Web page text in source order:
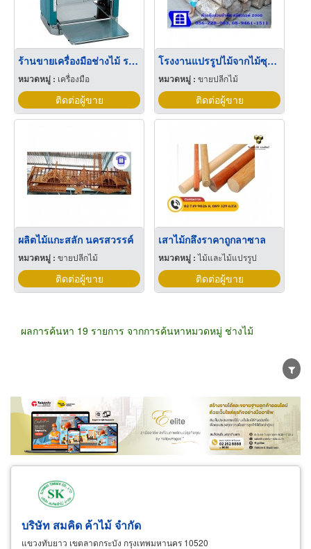
ร้านขายเครื่องมือช่างไม้ ระยอง
หมวดหมู่ : เครื่องมือ
ติดต่อผู้ขาย
โรงงานแปรรูปไม้จากไม้ซุก ไม้อบแห้ง นครสวรรค์
หมวดหมู่ :ขายปลีกไม้
ติดต่อผู้ขาย
ผลิตไม้แกะสลัก นครสวรรค์
หมวดหมู่ : ขายปลีกไม้
ติดต่อผู้ขาย
เสาไม้กลึงราคาถูกลาซาล
หมวดหมู่ :ไม้และไม้แปรรูป
ติดต่อผู้ขาย
ผลการค้นหา 19 รายการ จากการค้นหาหมวดหมู่ ช่างไม้
ขายส่ง ขายปลีก ผู้ผลิต
ตัวแทนจัดจำหน่าย
ผู้ส่งออก/นำเข้า
ธุรกิจบริการ
บริษัท สมคิด ค้าไม้ จำกัด
แขวงทับยาว เขตลาดกระบัง กรุงเทพมหานคร 10520